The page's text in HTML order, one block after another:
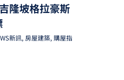
隆坡格拉豪斯
新訊, 房屋建築, 購屋指